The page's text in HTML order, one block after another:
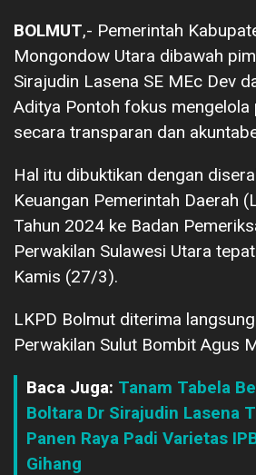
BOLMUT,- Pemerintah
Mongondow Utara dibawah
Sirajudin Lasena SE MEc Dev
Aditya Pontoh fokus mengelola
secara transparan dan
Hal itu dibuktikan dengan
Keuangan Pemerintah Daerah
Tahun 2024 ke Badan
Perwakilan Sulawesi Utara
Kamis (27/3).
LKPD Bolmut diterima
Perwakilan Sulut Bombit Agus
Baca Juga: Tanam Tabela
Boltara Dr Sirajudin Lasena
Panen Raya Padi Varietas
Gihang